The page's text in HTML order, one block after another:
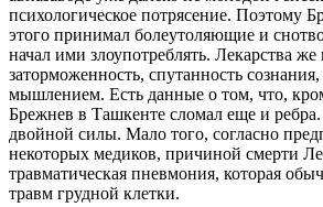
психологическое потрясение. Поэтому
этого принимал болеутоляющие и
начал ими злоупотреблять. Лекарства
заторможенность, спутанность
мышлением. Есть данные о том, что,
Брежнев в Ташкенте сломал еще и
двойной силы. Мало того, согласно
некоторых медиков, причиной смерти
травматическая пневмония, которая
травм грудной клетки.